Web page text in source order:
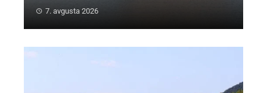
7. avgusta 2026